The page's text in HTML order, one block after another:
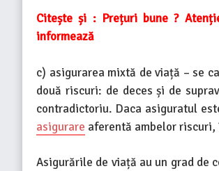
Citește și : Prețuri bune ?
informează
c) asigurarea mixtă de viață – se
două riscuri: de deces și de
contradictoriu. Daca asiguratul
asigurare aferentă ambelor riscuri,
Asigurările de viață au un grad